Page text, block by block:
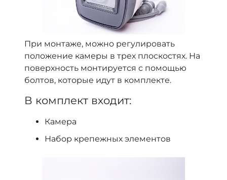
При монтаже, можно регулировать
положение камеры в трех плоскостях. На
поверхность монтируется с помощью
болтов, которые идут в комплекте.
В комплект входит:
Камера
Набор крепежных элементов